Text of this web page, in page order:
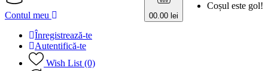
00.00 lei
Coșul este gol!
Contul meu
Înregistrează-te
Autentifică-te
Wish List (0)